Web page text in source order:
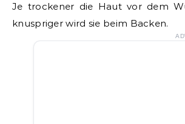
Je trockener die Haut vor dem
knuspriger wird sie beim Backen.